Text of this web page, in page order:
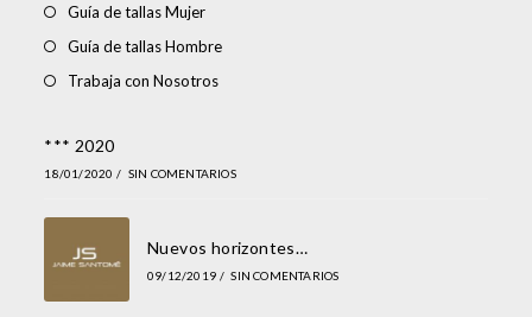
Guía de tallas Mujer
Guía de tallas Hombre
Trabaja con Nosotros
*** 2020
18/01/2020 / SIN COMENTARIOS
Nuevos horizontes…
09/12/2019 / SIN COMENTARIOS